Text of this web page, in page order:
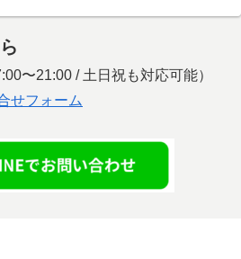
〜21:00 / 土日祝も対応可能）
せフォーム